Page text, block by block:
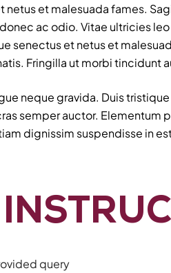
netus et malesuada fames.
ac odio. Vitae ultricies
senectus et netus et
Fringilla ut morbi tincidunt
neque gravida. Duis
semper auctor.
dignissim suspendisse in
query